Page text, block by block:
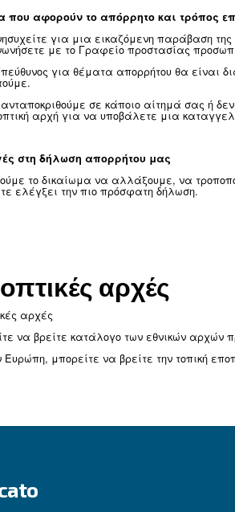
αυτή
να έχετε το
σας σε δομημένη,
Το δικαίωμα στη
εγγράφων και δεν
το δικαίωμα να μην
το δικαίωμα να
νομική βάση για την
να διασφαλίσουμε
και τις πολιτικές
εξουσιοδοτημένη πρόσβαση.
καταστροφή ή
το προσωπικό μας και τα τυχόν
πληροφοριών σας.